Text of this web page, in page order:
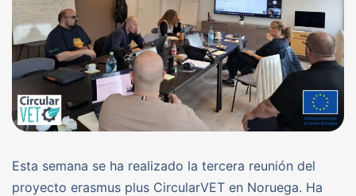
Esta semana se ha realizado la tercera reunión del
proyecto erasmus plus CircularVET en Noruega. Ha